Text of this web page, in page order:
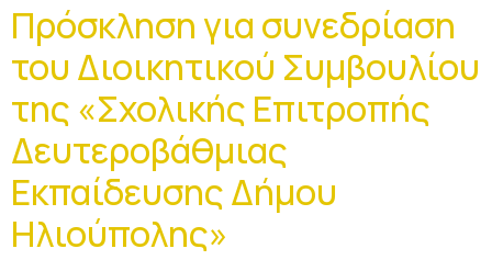
Πρόσκληση για συνεδρίαση
του Διοικητικού Συμβουλίου
της «Σχολικής Επιτροπής
Δευτεροβάθμιας
Εκπαίδευσης Δήμου
Ηλιούπολης»